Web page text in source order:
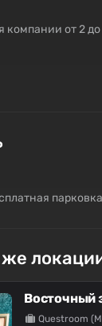
компании от 2 до
парковка
Восточный
Questroom